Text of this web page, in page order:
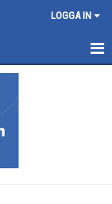
LOGGA IN